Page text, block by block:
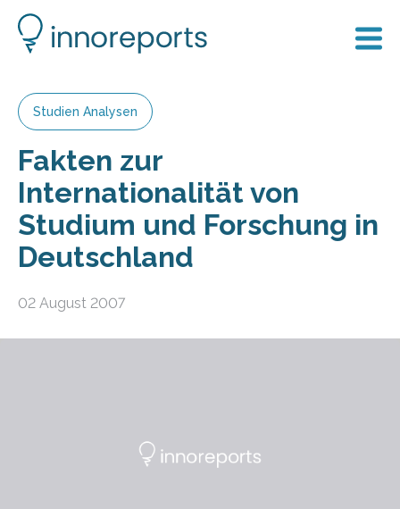
Studien Analysen
Fakten zur
Internationalität von
Studium und Forschung in
Deutschland
02 August 2007